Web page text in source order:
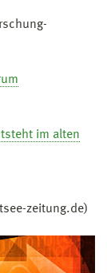
im alten
zeitung.de)